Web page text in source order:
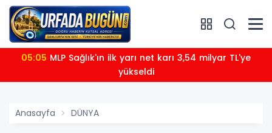
05:05
yükseldi
Anasayfa DÜNYA